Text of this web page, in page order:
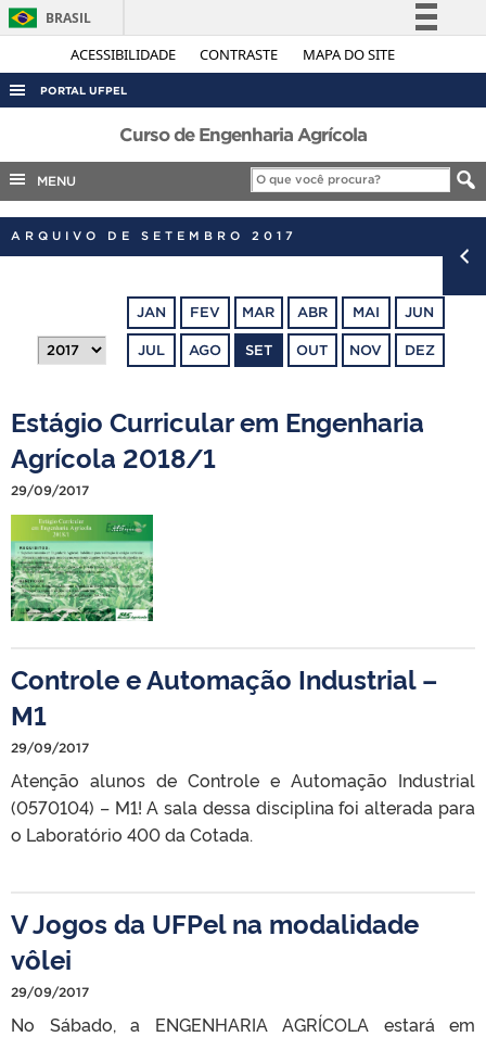
ACESSIBILIDADE CONTRASTE MAPA DO SITE
BRASIL
Simplifique!
Acesso à informação
Legislação
Canais
PORTAL UFPEL
ACESSO À INFORMAÇÃO
AUDITORIA
COBALTO
CONCURSOS
OUVIDORIA
TELEFONES
Curso de Engenharia Agrícola
MENU
ARQUIVO DE SETEMBRO 2017
JAN FEV MAR ABR MAI JUN
JUL AGO SET OUT NOV DEZ
Estágio Curricular em Engenharia
Agrícola 2018/1
29/09/2017
Controle e Automação Industrial –
M1
29/09/2017
Atenção alunos de Controle e Automação Industrial
(0570104) – M1! A sala dessa disciplina foi alterada para
o Laboratório 400 da Cotada.
V Jogos da UFPel na modalidade
vôlei
29/09/2017
No Sábado, a ENGENHARIA AGRÍCOLA estará em